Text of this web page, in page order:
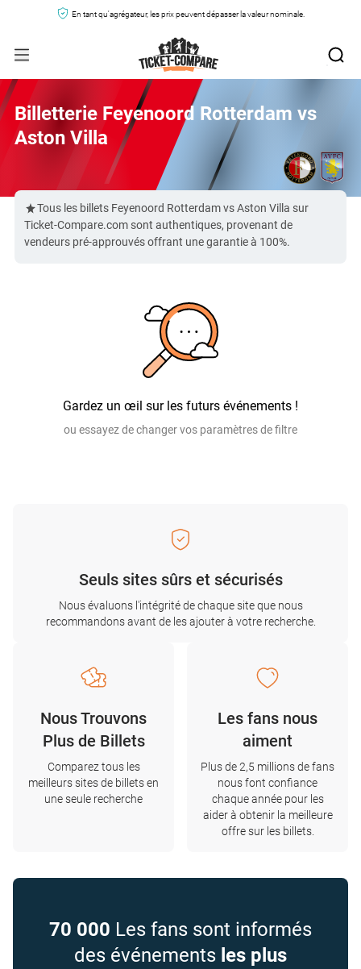
En tant qu'agrégateur, les prix peuvent dépasser la valeur nominale.
Billetterie Feyenoord Rotterdam vs
Aston Villa
Tous les billets Feyenoord Rotterdam vs Aston Villa sur
Ticket-Compare.com sont authentiques, provenant de
vendeurs pré-approuvés offrant une garantie à 100%.
Gardez un œil sur les futurs événements !
ou essayez de changer vos paramètres de filtre
Seuls sites sûrs et sécurisés
Nous évaluons l'intégrité de chaque site que nous
recommandons avant de les ajouter à votre recherche.
Nous Trouvons
Plus de Billets
Comparez tous les
meilleurs sites de billets en
une seule recherche
Les fans nous
aiment
Plus de 2,5 millions de fans
nous font confiance
chaque année pour les
aider à obtenir la meilleure
offre sur les billets.
70 000 Les fans sont informés
des événements les plus